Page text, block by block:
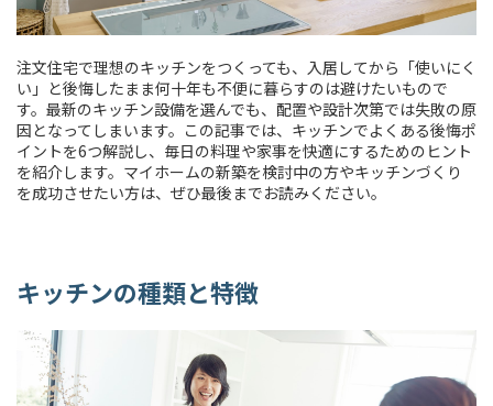
注文住宅で理想のキッチンをつくっても、入居してから「使いにく
い」と後悔したまま何十年も不便に暮らすのは避けたいもので
す。最新のキッチン設備を選んでも、配置や設計次第では失敗の原
因となってしまいます。この記事では、キッチンでよくある後悔ポ
イントを6つ解説し、毎日の料理や家事を快適にするためのヒント
を紹介します。マイホームの新築を検討中の方やキッチンづくり
を成功させたい方は、ぜひ最後までお読みください。
キッチンの種類と特徴